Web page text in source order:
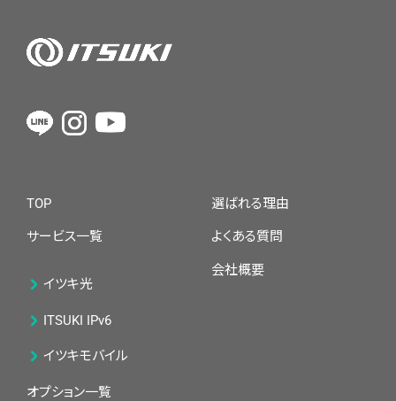
TOP
サービス一覧
イツキ光
ITSUKI IPv6
イツキモバイル
オプション一覧
選ばれる理由
よくある質問
会社概要